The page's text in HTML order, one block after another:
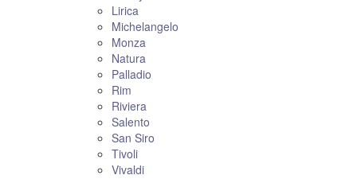
Lirica
Michelangelo
Monza
Natura
Palladio
Rim
Riviera
Salento
San Siro
Tivoli
Vivaldi